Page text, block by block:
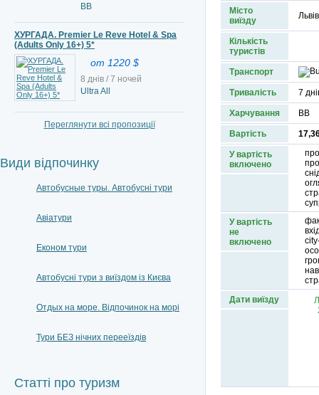
Місто
виїзду
Львів
Кількість
туристів
Транспорт
Тривалість 7
Харчування ВВ
Вартість
У вартість
включено
У вартість
не
включено
Дати виїзду
ВВ
ХУРГАДА. Premier Le Reve Hotel & Spa
(Adults Only 16+) 5*
от 1220 $
8 днів / 7 ночей
Ultra All
Переглянути всі пропозиції
Види відпочинку
Автобусные туры. Автобусні тури
Авіатури
Економ тури
Автобусні тури з виїздом із Києва
Отдых на море. Відпочинок на морі
Тури БЕЗ нічних перееїздів
Статті про туризм